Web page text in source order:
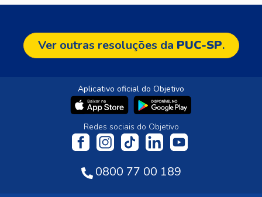
Ver outras resoluções da PUC-SP.
Aplicativo oficial do Objetivo
Redes sociais do Objetivo
0800 77 00 189